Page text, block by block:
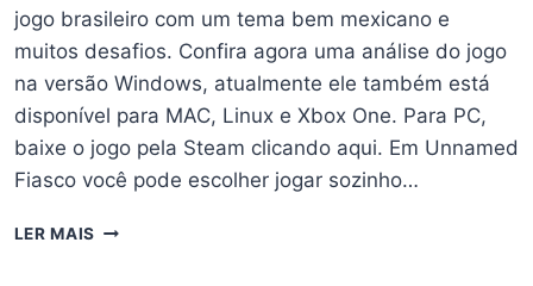
jogo brasileiro com um tema bem mexicano e
muitos desafios. Confira agora uma análise do jogo
na versão Windows, atualmente ele também está
disponível para MAC, Linux e Xbox One. Para PC,
baixe o jogo pela Steam clicando aqui. Em Unnamed
Fiasco você pode escolher jogar sozinho…
LER MAIS UNNAMED